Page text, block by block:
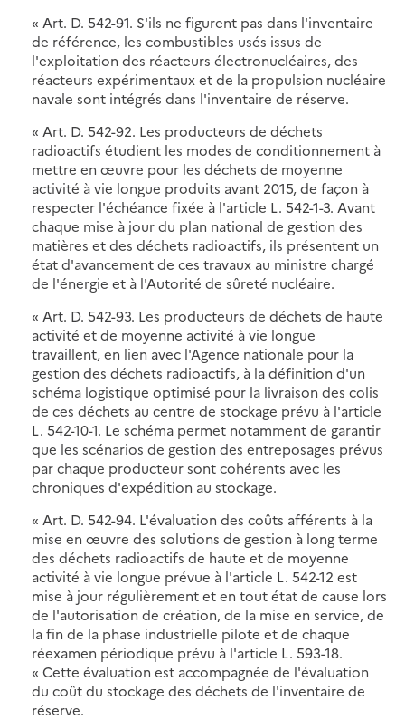
« Art. D. 542-91. S'ils ne figurent pas dans l'inventaire
de référence, les combustibles usés issus de
l'exploitation des réacteurs électronucléaires, des
réacteurs expérimentaux et de la propulsion nucléaire
navale sont intégrés dans l'inventaire de réserve.
« Art. D. 542-92. Les producteurs de déchets
radioactifs étudient les modes de conditionnement à
mettre en œuvre pour les déchets de moyenne
activité à vie longue produits avant 2015, de façon à
respecter l'échéance fixée à l'article L. 542-1-3. Avant
chaque mise à jour du plan national de gestion des
matières et des déchets radioactifs, ils présentent un
état d'avancement de ces travaux au ministre chargé
de l'énergie et à l'Autorité de sûreté nucléaire.
« Art. D. 542-93. Les producteurs de déchets de haute
activité et de moyenne activité à vie longue
travaillent, en lien avec l'Agence nationale pour la
gestion des déchets radioactifs, à la définition d'un
schéma logistique optimisé pour la livraison des colis
de ces déchets au centre de stockage prévu à l'article
L. 542-10-1. Le schéma permet notamment de garantir
que les scénarios de gestion des entreposages prévus
par chaque producteur sont cohérents avec les
chroniques d'expédition au stockage.
« Art. D. 542-94. L'évaluation des coûts afférents à la
mise en œuvre des solutions de gestion à long terme
des déchets radioactifs de haute et de moyenne
activité à vie longue prévue à l'article L. 542-12 est
mise à jour régulièrement et en tout état de cause lors
de l'autorisation de création, de la mise en service, de
la fin de la phase industrielle pilote et de chaque
réexamen périodique prévu à l'article L. 593-18.
« Cette évaluation est accompagnée de l'évaluation
du coût du stockage des déchets de l'inventaire de
réserve.